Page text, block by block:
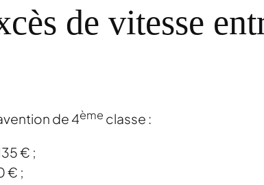
de vitesse
de 4ème classe :
€ ;
€ ;